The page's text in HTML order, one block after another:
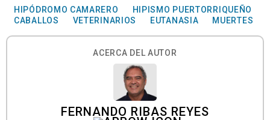
HIPÓDROMO CAMARERO
HIPISMO PUERTORRIQUEÑO
CABALLOS
VETERINARIOS EUTANASIA MUERTES
ACERCA DEL AUTOR
FERNANDO RIBAS REYES